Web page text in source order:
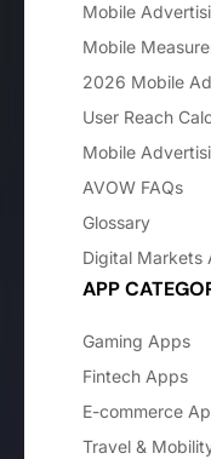
Mobile
Mobile
2026 Mobile
User Reach
Mobile
AVOW FAQs
Glossary
Digital Markets
APP
Gaming Apps
Fintech Apps
E-commerce
Travel &